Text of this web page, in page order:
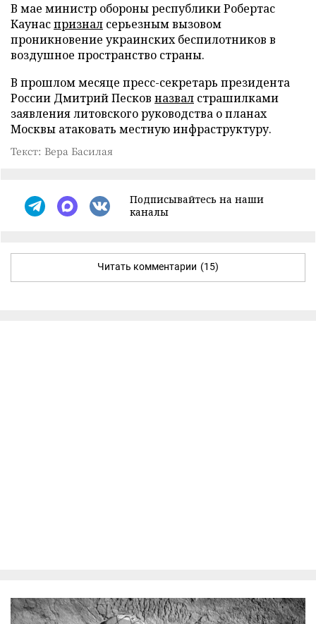
В мае министр обороны республики Робертас
Каунаспризнал серьезным вызовом
проникновение украинских беспилотников в
воздушное пространство страны.
В прошлом месяце пресс-секретарь президента
России Дмитрий Песков назвал страшилками
заявления литовского руководства о планах
Москвы атаковать местную инфраструктуру.
Текст: Вера Басилая
Подписывайтесь на наши
каналы
Читать комментарии (15)